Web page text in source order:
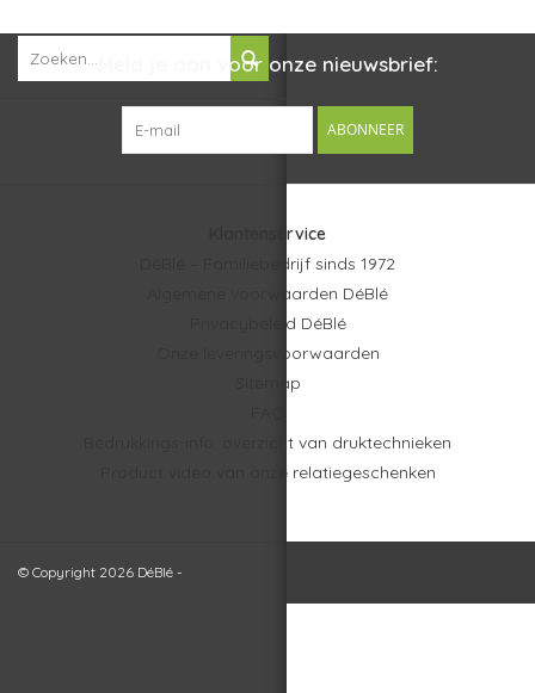
Meld je aan voor onze nieuwsbrief:
ABONNEER
Klantenservice
DéBlé – Familiebedrijf sinds 1972
Algemene voorwaarden DéBlé
Privacybeleid DéBlé
Onze leveringsvoorwaarden
Sitemap
Bedrukkings-info: overzicht van druktechnieken
Product video van onze relatiegeschenken
© Copyright 2026 DéBlé -